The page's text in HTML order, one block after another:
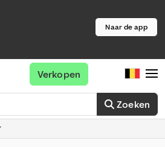
Naar de app
Zoeken
Verkopen